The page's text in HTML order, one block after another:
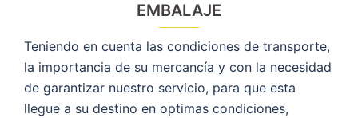
EMBALAJE
Teniendo en cuenta las condiciones de transporte,
la importancia de su mercancía y con la necesidad
de garantizar nuestro servicio, para que esta
llegue a su destino en optimas condiciones,